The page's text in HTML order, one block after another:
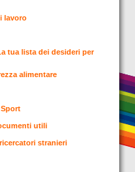
lavoro
tua lista dei desideri per
alimentare
utili
stranieri